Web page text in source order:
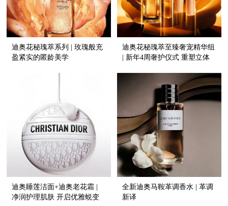
迪奥花秘瑰萃系列 | 玫瑰般充
盈紧实的匿龄美学
迪奥花秘瑰萃至臻奢宠精华组
| 新年4周奢护仪式 重塑立体
迪奥睡莲洁面+迪奥老花霜 |
净润护理肌肤 开启优雅蜕变
全新迪奥马鞍革调香水 | 革调
新译